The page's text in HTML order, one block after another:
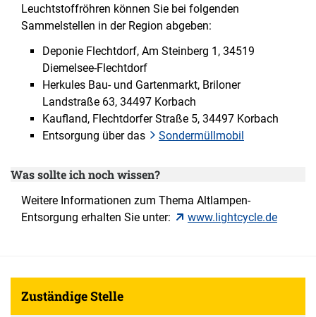
Leuchtstoffröhren können Sie bei folgenden
Sammelstellen in der Region abgeben:
Deponie Flechtdorf, Am Steinberg 1, 34519
Diemelsee-Flechtdorf
Herkules Bau- und Gartenmarkt, Briloner
Landstraße 63, 34497 Korbach
Kaufland, Flechtdorfer Straße 5, 34497 Korbach
Entsorgung über das
Sondermüllmobil
Was sollte ich noch wissen?
Weitere Informationen zum Thema Altlampen-
Entsorgung erhalten Sie unter:
www.lightcycle.de
Zuständige Stelle